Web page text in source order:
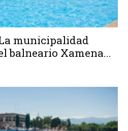
municipalidad
balneario Xamena...